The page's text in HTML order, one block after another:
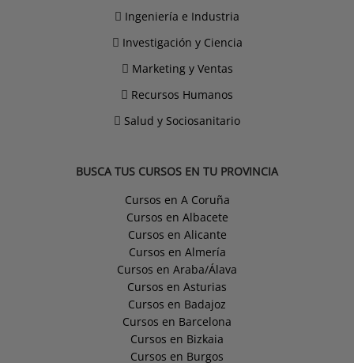
Ingeniería e Industria
Investigación y Ciencia
Marketing y Ventas
Recursos Humanos
Salud y Sociosanitario
BUSCA TUS CURSOS EN TU PROVINCIA
Cursos en A Coruña
Cursos en Albacete
Cursos en Alicante
Cursos en Almería
Cursos en Araba/Álava
Cursos en Asturias
Cursos en Badajoz
Cursos en Barcelona
Cursos en Bizkaia
Cursos en Burgos